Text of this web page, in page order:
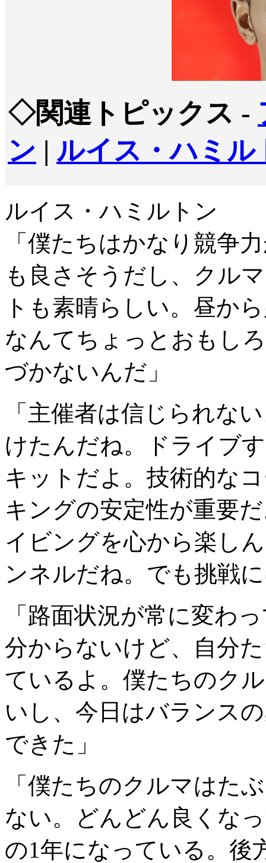
◇関連トピックス -
ン | ルイス・ハミル
ルイス・ハミルトン
「僕たちはかなり競争
も良さそうだし、クル
トも素晴らしい。昼か
なんてちょっとおもし
づかないんだ」
「主催者は信じられな
けたんだね。ドライブ
キットだよ。技術的な
キングの安定性が重要
イビングを心から楽し
ンネルだね。でも挑戦
「路面状況が常に変わ
分からないけど、自分
ているよ。僕たちのク
いし、今日はバランス
できた」
「僕たちのクルマはた
ない。どんどん良くな
の1年になっている。後